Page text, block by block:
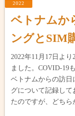
2022
ベトナムか
ングとSIM
2022年11月17日よ
ました。COVID-19
ベトナムからの訪日
グについて記録し
たのですが、どち